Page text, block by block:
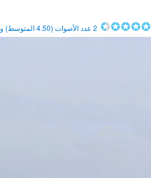
2عدد الأصوات (4.50المتوسط) و